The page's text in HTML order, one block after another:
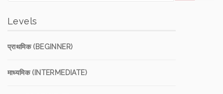
Levels
प्राथमिक (BEGINNER)
माध्यमिक (INTERMEDIATE)